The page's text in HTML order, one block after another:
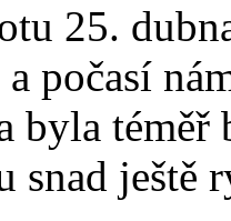
25.
a počasí
byla téměř
snad ještě